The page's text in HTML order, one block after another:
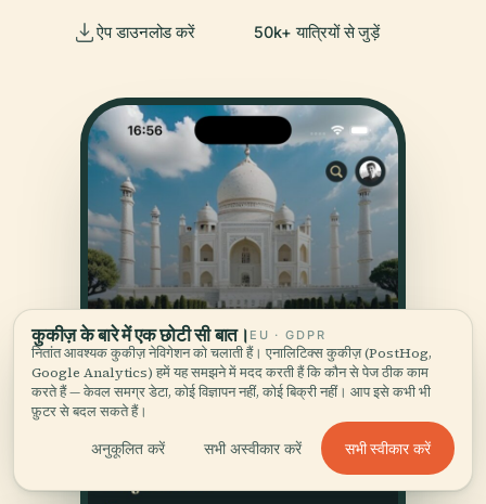
ऐप डाउनलोड करें 50k+ यात्रियों से जुड़ें
कुकीज़ के बारे में एक छोटी सी बात। EU · GDPR
नितांत आवश्यक कुकीज़ नेविगेशन को चलाती हैं। एनालिटिक्स कुकीज़ (PostHog,
Google Analytics) हमें यह समझने में मदद करती हैं कि कौन से पेज ठीक काम
करते हैं — केवल समग्र डेटा, कोई विज्ञापन नहीं, कोई बिक्री नहीं। आप इसे कभी भी
फ़ुटर से बदल सकते हैं।
अनुकूलित करें सभी अस्वीकार करें सभी स्वीकार करें